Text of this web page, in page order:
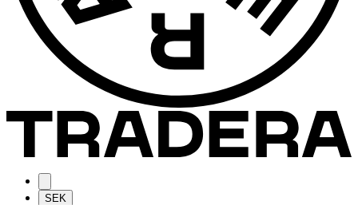
SEK